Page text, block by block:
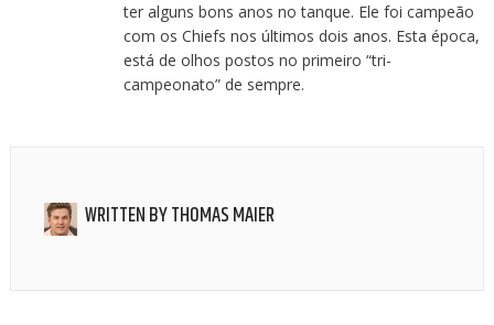
ter alguns bons anos no tanque. Ele foi campeão
com os Chiefs nos últimos dois anos. Esta época,
está de olhos postos no primeiro “tri-
campeonato” de sempre.
WRITTEN BYTHOMAS MAIER